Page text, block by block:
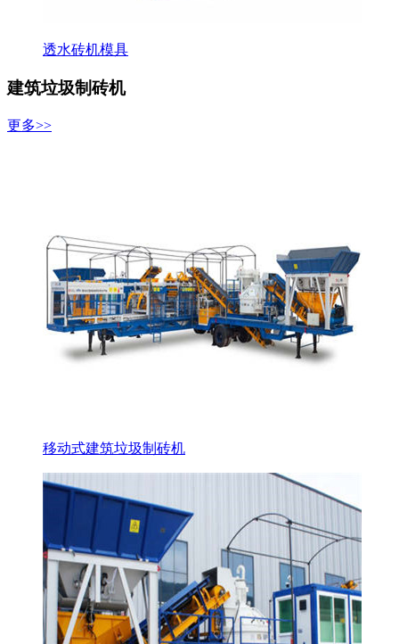
透水砖机模具
建筑垃圾制砖机
更多>>
移动式建筑垃圾制砖机